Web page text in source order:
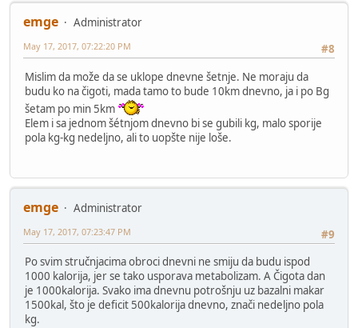
emge
Administrator
#8
May 17, 2017, 07:22:20 PM
Mislim da može da se uklope dnevne šetnje. Ne moraju da
budu ko na čigoti, mada tamo to bude 10km dnevno, ja i po Bg
šetam po min 5km
Elem i sa jednom šétnjom dnevno bi se gubili kg, malo sporije
pola kg-kg nedeljno, ali to uopšte nije loše.
emge
Administrator
#9
May 17, 2017, 07:23:47 PM
Po svim stručnjacima obroci dnevni ne smiju da budu ispod
1000 kalorija, jer se tako usporava metabolizam. A Čigota dan
je 1000kalorija. Svako ima dnevnu potrošnju uz bazalni makar
1500kal, što je deficit 500kalorija dnevno, znači nedeljno pola
kg.